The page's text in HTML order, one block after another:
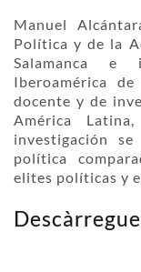
Manuel
Política y de la
Salamanca e
Iberoamérica
docente y de
América
investigación
política
elites políticas y